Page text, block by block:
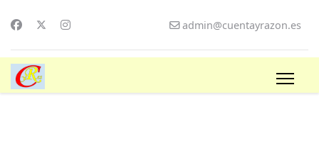
admin@cuentayrazon.es